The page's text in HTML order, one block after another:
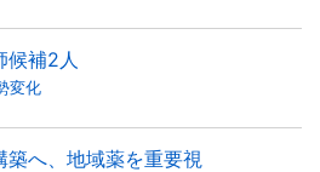
候補2人
変化
築へ、地域薬を重要視